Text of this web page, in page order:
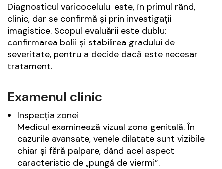
Diagnosticul varicocelului este, în primul rând,
clinic, dar se confirmă și prin investigații
imagistice. Scopul evaluării este dublu:
confirmarea bolii și stabilirea gradului de
severitate, pentru a decide dacă este necesar
tratament.
Examenul clinic
Inspecția zonei
Medicul examinează vizual zona genitală. În
cazurile avansate, venele dilatate sunt vizibile
chiar și fără palpare, dând acel aspect
caracteristic de „pungă de viermi”.